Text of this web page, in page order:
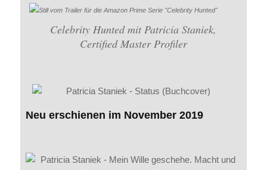
Celebrity Hunted mit Patricia Staniek,
Certified Master Profiler
Neu erschienen im November 2019